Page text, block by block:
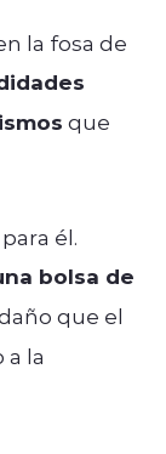
la fosa de
que
él.
bolsa de
que el
la